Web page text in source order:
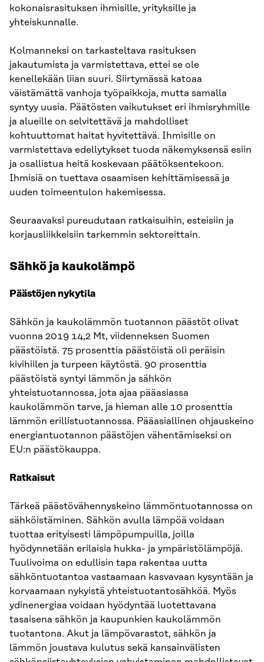
kokonaisrasituksen ihmisille, yrityksille ja
yhteiskunnalle.
Kolmanneksi on tarkasteltava rasituksen
jakautumista ja varmistettava, ettei se ole
kenellekään liian suuri. Siirtymässä katoaa
väistämättä vanhoja työpaikkoja, mutta samalla
syntyy uusia. Päätösten vaikutukset eri ihmisryhmille
ja alueille on selvitettävä ja mahdolliset
kohtuuttomat haitat hyvitettävä. Ihmisille on
varmistettava edellytykset tuoda näkemyksensä esiin
ja osallistua heitä koskevaan päätöksentekoon.
Ihmisiä on tuettava osaamisen kehittämisessä ja
uuden toimeentulon hakemisessa.
Seuraavaksi pureudutaan ratkaisuihin, esteisiin ja
korjausliikkeisiin tarkemmin sektoreittain.
Sähkö ja kaukolämpö
Päästöjen nykytila
Sähkön ja kaukolämmön tuotannon päästöt olivat
vuonna 2019 14,2 Mt, viidenneksen Suomen
päästöistä. 75 prosenttia päästöistä oli peräisin
kivihiilen ja turpeen käytöstä. 90 prosenttia
päästöistä syntyi lämmön ja sähkön
yhteistuotannossa, jota ajaa pääasiassa
kaukolämmön tarve, ja hieman alle 10 prosenttia
lämmön erillistuotannossa. Pääasiallinen ohjauskeino
energiantuotannon päästöjen vähentämiseksi on
EU:n päästökauppa.
Ratkaisut
Tärkeä päästövähennyskeino lämmöntuotannossa on
sähköistäminen. Sähkön avulla lämpöä voidaan
tuottaa erityisesti lämpöpumpuilla, joilla
hyödynnetään erilaisia hukka- ja ympäristölämpöjä.
Tuulivoima on edullisin tapa rakentaa uutta
sähköntuotantoa vastaamaan kasvavaan kysyntään ja
korvaamaan nykyistä yhteistuotantosähköä. Myös
ydinenergiaa voidaan hyödyntää luotettavana
tasaisena sähkön ja kaupunkien kaukolämmön
tuotantona. Akut ja lämpövarastot, sähkön ja
lämmön joustava kulutus sekä kansainvälisten